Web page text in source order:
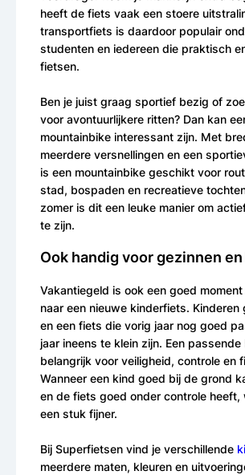
heeft de fiets vaak een stoere
transportfiets is daardoor populair
studenten en iedereen die praktisch
fietsen.
Ben je juist graag sportief bezig of
voor avontuurlijkere ritten? Dan kan
mountainbike interessant zijn. Met
meerdere versnellingen en een
is een mountainbike geschikt voor
stad, bospaden en recreatieve
zomer is dit een leuke manier om
te zijn.
Ook handig voor gezinnen
Vakantiegeld is ook een goed
naar een nieuwe kinderfiets. Kinderen
en een fiets die vorig jaar nog goed
jaar ineens te klein zijn. Een
belangrijk voor veiligheid, controle en
Wanneer een kind goed bij de grond
en de fiets goed onder controle
een stuk fijner.
Bij Superfietsen vind je verschillende
meerdere maten, kleuren en